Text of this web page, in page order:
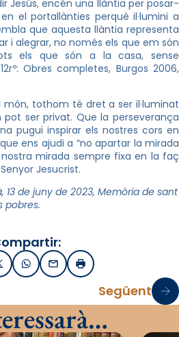
Jesús, encén una llàntia per posar-
el portallànties perquè il·lumini a
que aquesta llàntia representa
i alegrar, no només els que em són
els que són a la casa, sense
Obres completes, Burgos 2006,
món, tothom té dret a ser il·luminat
ser privat. Que la perseverança
pugui inspirar els nostres cors en
ens ajudi a “no apartar la mirada
mirada sempre fixa en la faç
Jesucrist.
13 de juny de 2023, Memòria de sant
pobres.
/ Twitter
WhatsApp
EmailImprimir
Següent